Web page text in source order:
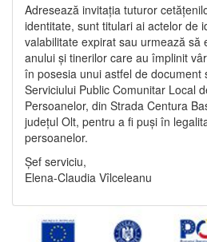
Adresează invitația tuturor
identitate, sunt titulari ai actelor de
valabilitate expirat sau urmează să
anului și tinerilor care au împlinit
în posesia unui astfel de document
Serviciului Public Comunitar Local
Persoanelor, din Strada Centura
județul Olt, pentru a fi puși în
persoanelor.
Șef serviciu,
Elena-Claudia Vîlceleanu